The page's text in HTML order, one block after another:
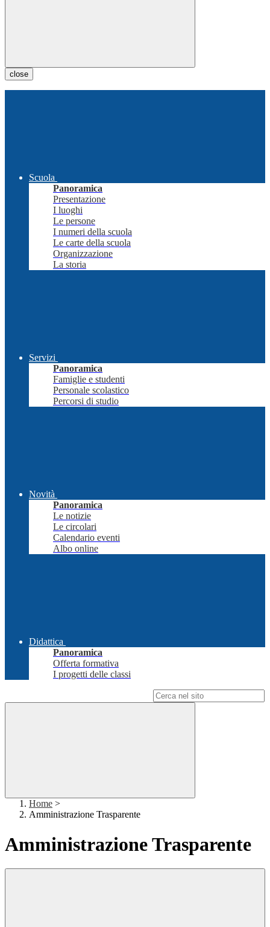
close
Scuola
Panoramica
Presentazione
I luoghi
Le persone
I numeri della scuola
Le carte della scuola
Organizzazione
La storia
Servizi
Panoramica
Famiglie e studenti
Personale scolastico
Percorsi di studio
Novità
Panoramica
Le notizie
Le circolari
Calendario eventi
Albo online
Didattica
Panoramica
Offerta formativa
I progetti delle classi
Home >
Amministrazione Trasparente
Amministrazione Trasparente